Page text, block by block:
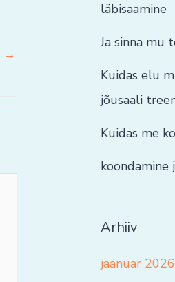
→
läbisaamine
Ja sinna mu
Kuidas elu
jõusaali
Kuidas me
koondamine
Arhiiv
jaanuar 2026